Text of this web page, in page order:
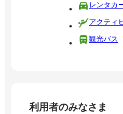
レンタカ
アクティ
観光バス
利用者のみなさま